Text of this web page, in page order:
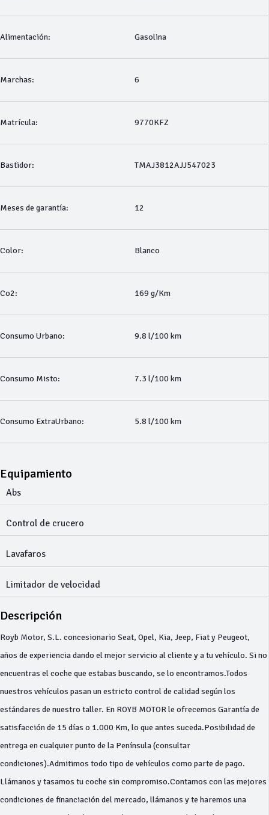
Alimentación: Gasolina
Marchas: 6
Matrícula: 9770KFZ
Bastidor: TMAJ3812AJJ547023
Meses de garantía: 12
Color: Blanco
Co2: 169 g/Km
Consumo Urbano: 9.8 l/100 km
Consumo Misto: 7.3 l/100 km
Consumo ExtraUrbano: 5.8 l/100 km
Equipamiento
Abs
Control de crucero
Lavafaros
Limitador de velocidad
Descripción
Royb Motor, S.L. concesionario Seat, Opel, Kia, Jeep, Fiat y Peugeot,
años de experiencia dando el mejor servicio al cliente y a tu vehículo. Si no
encuentras el coche que estabas buscando, se lo encontramos.Todos
nuestros vehículos pasan un estricto control de calidad según los
estándares de nuestro taller. En ROYB MOTOR le ofrecemos Garantía de
satisfacción de 15 días o 1.000 Km, lo que antes suceda.Posibilidad de
entrega en cualquier punto de la Península (consultar
condiciones).Admitimos todo tipo de vehículos como parte de pago.
Llámanos y tasamos tu coche sin compromiso.Contamos con las mejores
condiciones de financiación del mercado, llámanos y te haremos una